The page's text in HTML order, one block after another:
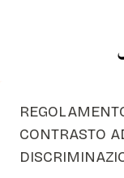
CONTRASTO